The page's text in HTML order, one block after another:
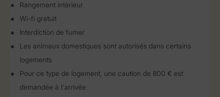
Rangement intérieur
Wi-fi gratuit
Interdiction de fumer
Les animaux domestiques sont autorisés dans certains
logements
Pour ce type de logement, une caution de 800 € est
demandée à l'arrivée